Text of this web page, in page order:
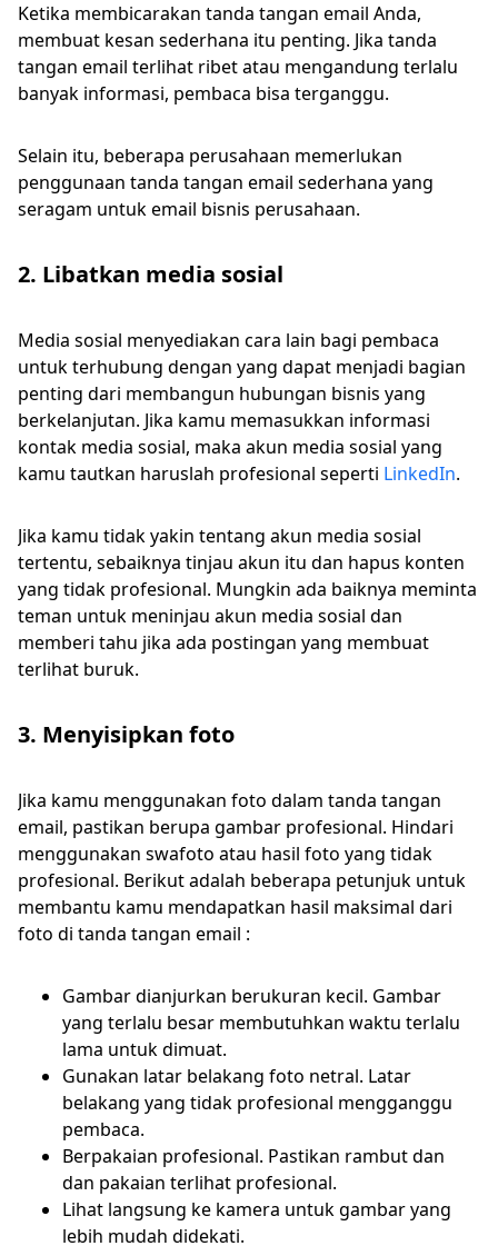
Ketika membicarakan tanda tangan email Anda,
membuat kesan sederhana itu penting. Jika tanda
tangan email terlihat ribet atau mengandung terlalu
banyak informasi, pembaca bisa terganggu.
Selain itu, beberapa perusahaan memerlukan
penggunaan tanda tangan email sederhana yang
seragam untuk email bisnis perusahaan.
2. Libatkan media sosial
Media sosial menyediakan cara lain bagi pembaca
untuk terhubung dengan yang dapat menjadi bagian
penting dari membangun hubungan bisnis yang
berkelanjutan. Jika kamu memasukkan informasi
kontak media sosial, maka akun media sosial yang
kamu tautkan haruslah profesional seperti LinkedIn.
Jika kamu tidak yakin tentang akun media sosial
tertentu, sebaiknya tinjau akun itu dan hapus konten
yang tidak profesional. Mungkin ada baiknya meminta
teman untuk meninjau akun media sosial dan
memberi tahu jika ada postingan yang membuat
terlihat buruk.
3. Menyisipkan foto
Jika kamu menggunakan foto dalam tanda tangan
email, pastikan berupa gambar profesional. Hindari
menggunakan swafoto atau hasil foto yang tidak
profesional. Berikut adalah beberapa petunjuk untuk
membantu kamu mendapatkan hasil maksimal dari
foto di tanda tangan email :
Gambar dianjurkan berukuran kecil. Gambar
yang terlalu besar membutuhkan waktu terlalu
lama untuk dimuat.
Gunakan latar belakang foto netral. Latar
belakang yang tidak profesional mengganggu
pembaca.
Berpakaian profesional. Pastikan rambut dan
dan pakaian terlihat profesional.
Lihat langsung ke kamera untuk gambar yang
lebih mudah didekati.